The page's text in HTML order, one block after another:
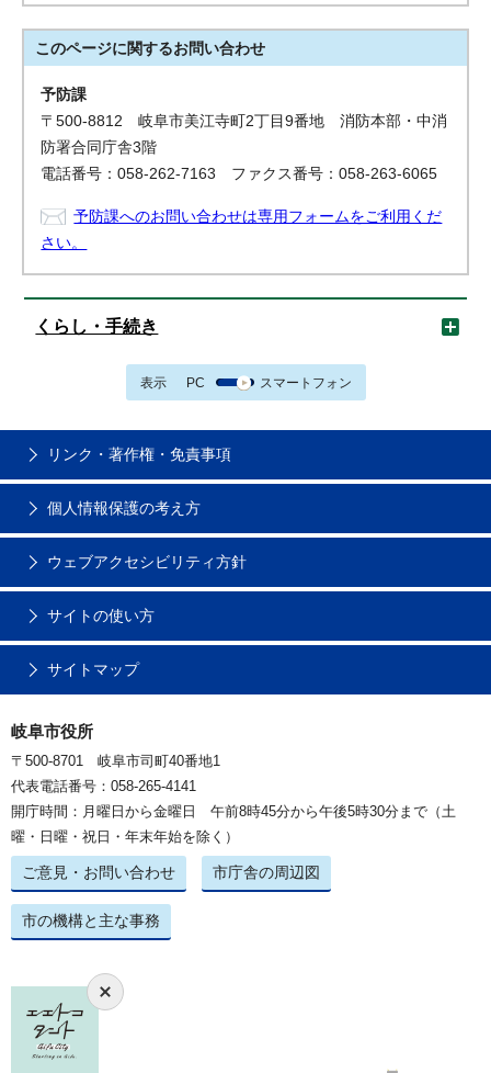
このページに関するお問い合わせ
予防課
〒500-8812 岐阜市美江寺町2丁目9番地 消防本部・中消
防署合同庁舎3階
電話番号：058-262-7163 ファクス番号：058-263-6065
予防課へのお問い合わせは専用フォームをご利用くだ
さい。
くらし・手続き
表示 PC スマートフォン
リンク・著作権・免責事項
個人情報保護の考え方
ウェブアクセシビリティ方針
サイトの使い方
サイトマップ
岐阜市役所
〒500-8701 岐阜市司町40番地1
代表電話番号：058-265-4141
開庁時間：月曜日から金曜日 午前8時45分から午後5時30分まで（土
曜・日曜・祝日・年末年始を除く）
ご意見・お問い合わせ 市庁舎の周辺図
市の機構と主な事務